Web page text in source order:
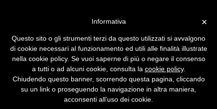
l'aggiornamento 21H2
L'arrivo di Windows 11 non comporta
l'abbandono del predecessore. Non subito,
almeno.
×
Informativa
Questo sito o gli strumenti terzi da questo utilizzati si avvalgono
di cookie necessari al funzionamento ed utili alle finalità illustrate
nella cookie policy. Se vuoi saperne di più o negare il consenso
a tutti o ad alcuni cookie, consulta la cookie policy.
Chiudendo questo banner, scorrendo questa pagina, cliccando
su un link o proseguendo la navigazione in altra maniera,
acconsenti all’uso dei cookie.